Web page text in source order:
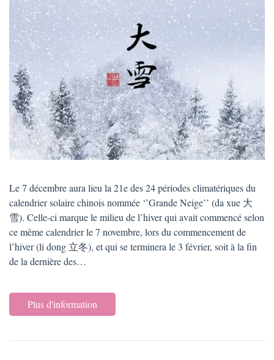
Le 7 décembre aura lieu la 21e des 24 périodes climatériques du
calendrier solaire chinois nommée ‘’Grande Neige’’ (da xue 大
雪). Celle-ci marque le milieu de l’hiver qui avait commencé selon
ce même calendrier le 7 novembre, lors du commencement de
l’hiver (li dong 立冬), et qui se terminera le 3 février, soit à la fin
de la dernière des…
Plus d'information